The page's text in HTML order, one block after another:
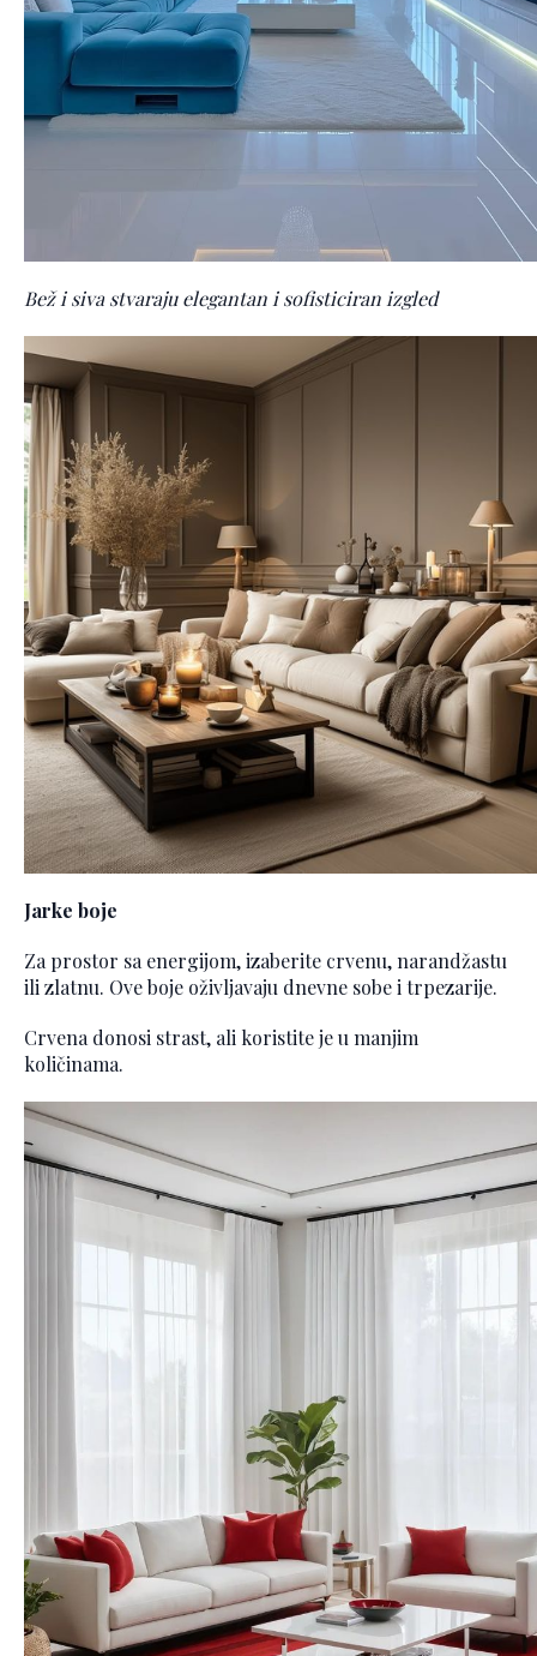
Bež i siva stvaraju elegantan i sofisticiran izgled
Jarke boje
Za prostor sa energijom, izaberite crvenu, narandžastu
ili zlatnu. Ove boje oživljavaju dnevne sobe i trpezarije.
Crvena donosi strast, ali koristite je u manjim
količinama.